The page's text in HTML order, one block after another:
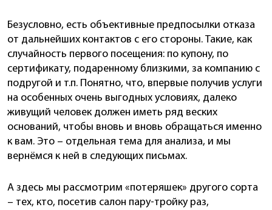
Безусловно, есть объективные предпосылки отказа
от дальнейших контактов с его стороны. Такие, как
случайность первого посещения: по купону, по
сертификату, подаренному близкими, за компанию с
подругой и т.п. Понятно, что, впервые получив услуги
на особенных очень выгодных условиях, далеко
живущий человек должен иметь ряд веских
оснований, чтобы вновь и вновь обращаться именно
к вам. Это – отдельная тема для анализа, и мы
вернёмся к ней в следующих письмах.
А здесь мы рассмотрим «потеряшек» другого сорта
– тех, кто, посетив салон пару-тройку раз,